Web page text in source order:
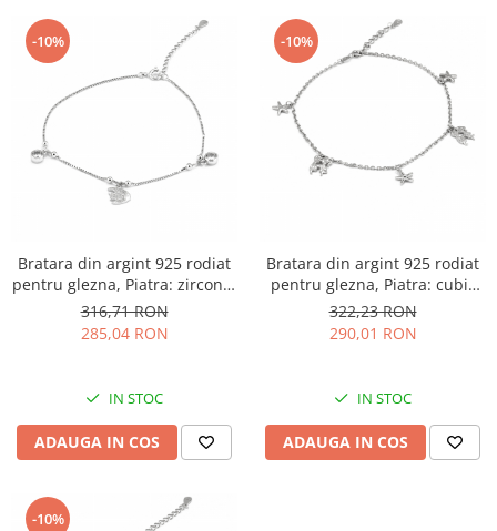
-10%
Bratara din argint 925 rodiat
pentru glezna, Piatra: zirconia
fatetata si cubic zirconia,
Sonis Silver
316,71 RON
285,04 RON
IN STOC
ADAUGA IN COS
-10%
Bratara din argint 925 rodiat
pentru glezna, Piatra: cubic
zirconia, Sonis Silver
322,23 RON
290,01 RON
IN STOC
ADAUGA IN COS
-10%